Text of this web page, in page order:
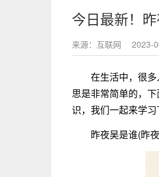
今日最新！
来源：互联网 2023-
在生活中，很
思是非常简单的，
识，我们一起来学习
昨夜吴是谁(昨